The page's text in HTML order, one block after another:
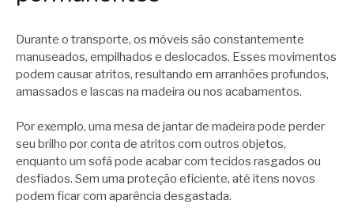
Durante o transporte, os móveis são constantemente
manuseados, empilhados e deslocados. Esses movimentos
podem causar atritos, resultando em arranhões profundos,
amassados e lascas na madeira ou nos acabamentos.
Por exemplo, uma mesa de jantar de madeira pode perder
seu brilho por conta de atritos com outros objetos,
enquanto um sofá pode acabar com tecidos rasgados ou
desfiados. Sem uma proteção eficiente, até itens novos
podem ficar com aparência desgastada.